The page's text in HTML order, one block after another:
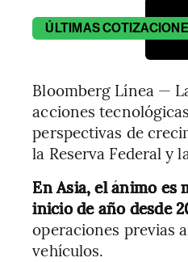
ÚLTIMAS
Bloomberg Línea —
acciones
perspectivas de
la Reserva Federal y
En Asia, el ánimo es
inicio de año desde
operaciones previas
vehículos.